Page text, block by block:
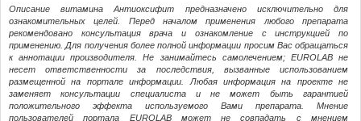
Описание витамина Антиоксифит предназначено исключительно для
ознакомительных целей. Перед началом применения любого препарата
рекомендовано консультация врача и ознакомление с инструкцией по
применению. Для получения более полной информации просим Вас обращаться
к аннотации производителя. Не занимайтесь самолечением; EUROLAB не
несет ответственности за последствия, вызванные использованием
размещенной на портале информации. Любая информация на проекте не
заменяет консультации специалиста и не может быть гарантией
положительного эффекта используемого Вами препарата. Мнение
пользователей портала EUROLAB может не совпадать с мнением